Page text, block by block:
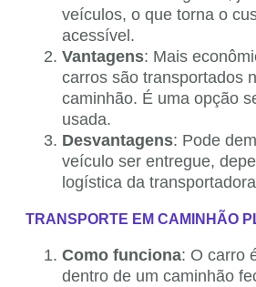
veículos, o que torna o
acessível.
Vantagens: Mais
carros são transportados
caminhão. É uma opção
usada.
Desvantagens: Pode
veículo ser entregue,
logística da
TRANSPORTE EM CAMINHÃO
Como funciona: O carro
dentro de um caminhão